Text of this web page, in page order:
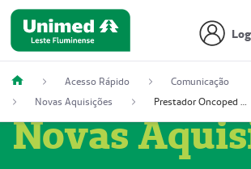
Acesso Rápido
Comunicação
Novas Aquisições
Prestador Oncoped Serviços Médicos (51004335-0)
Novas